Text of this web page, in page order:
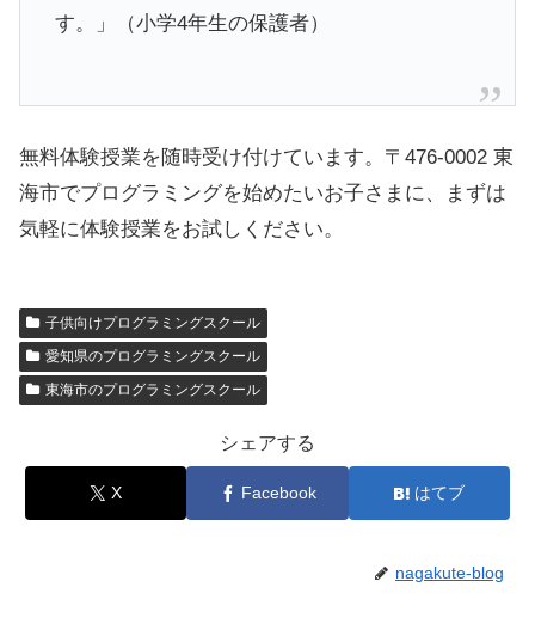
す。」（小学4年生の保護者）
無料体験授業を随時受け付けています。〒476-0002 東
海市でプログラミングを始めたいお子さまに、まずは
気軽に体験授業をお試しください。
子供向けプログラミングスクール
愛知県のプログラミングスクール
東海市のプログラミングスクール
シェアする
X Facebook はてブ
nagakute-blog